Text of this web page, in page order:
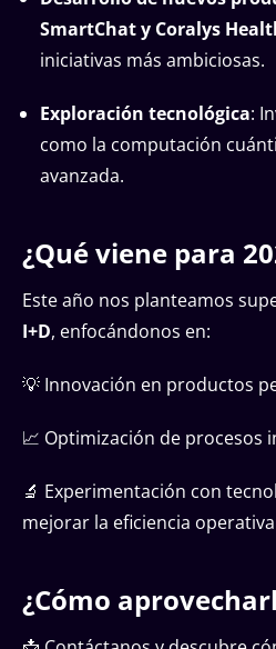
SmartChat y Coralys
iniciativas más ambiciosas.
Exploración tecnológica:
como la computación
avanzada.
¿Qué viene para
Este año nos planteamos
I+D, enfocándonos en:
💡 Innovación en productos
📈 Optimización de procesos
🔬 Experimentación con
mejorar la eficiencia
¿Cómo